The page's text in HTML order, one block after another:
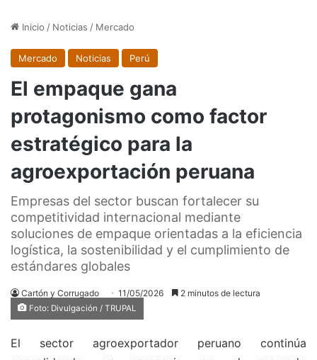
Inicio / Noticias / Mercado
Mercado Noticias Perú
El empaque gana
protagonismo como factor
estratégico para la
agroexportación peruana
Empresas del sector buscan fortalecer su
competitividad internacional mediante
soluciones de empaque orientadas a la eficiencia
logística, la sostenibilidad y el cumplimiento de
estándares globales
Cartón y Corrugado 11/05/2026 2 minutos de lectura
Foto: Divulgación / TRUPAL
El sector agroexportador peruano continúa